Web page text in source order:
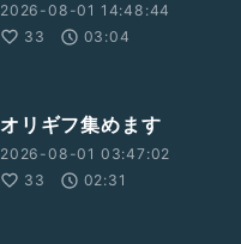
2026-08-01 14:48:44
33
03:04
オリギフ集めます
2026-08-01 03:47:02
33
02:31